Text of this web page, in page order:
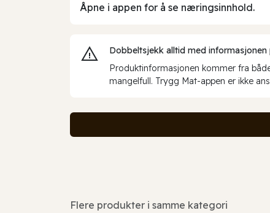
Åpne i appen for å se næringsinnhold.
Dobbeltsjekk alltid med
Produktinformasjonen kommer fra
mangelfull. Trygg Mat-appen er ikke
Flere produkter i samme kategori